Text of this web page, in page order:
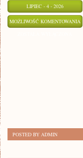
LIPIEC - 4 - 2026
MOŻLIWOŚĆ KOMENTOWANIA
POSTED BY ADMIN